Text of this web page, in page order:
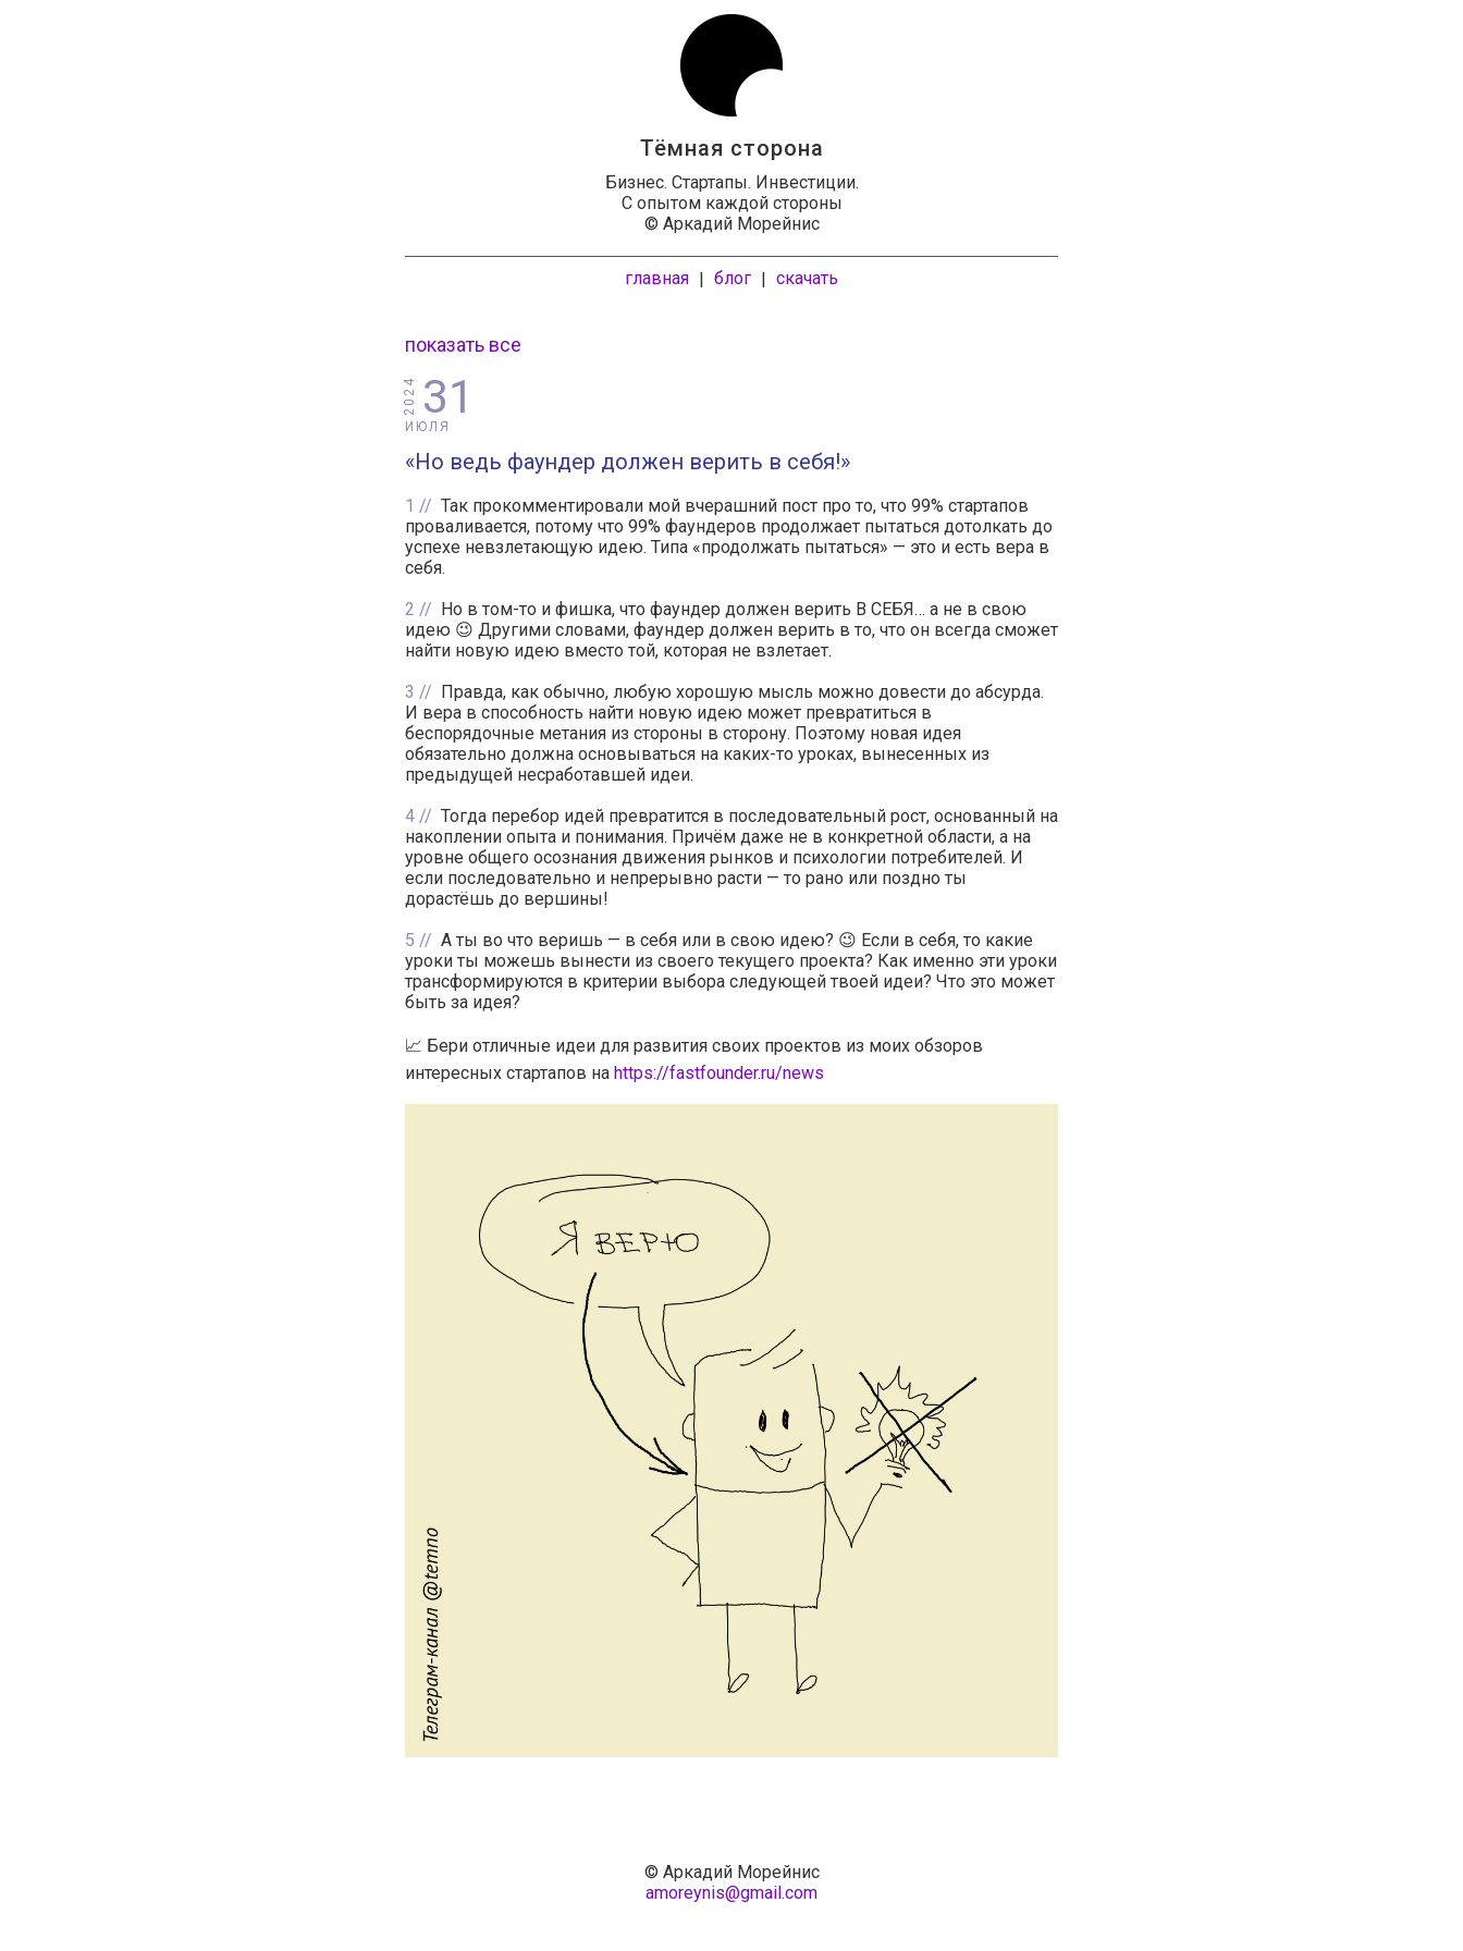
Тёмная сторона
Бизнес. Стартапы. Инвестиции.
С опытом каждой стороны
© Аркадий Морейнис
главная | блог | скачать
показать все
31
ИЮЛЯ
2024
«Но ведь фаундер должен верить в себя!»
1
Так прокомментировали мой вчерашний пост про то, что 99% стартапов
проваливается, потому что 99% фаундеров продолжает пытаться дотолкать до
успехе невзлетающую идею. Типа «продолжать пытаться» — это и есть вера в
себя.
2
Но в том-то и фишка, что фаундер должен верить В СЕБЯ… а не в свою
идею 😉 Другими словами, фаундер должен верить в то, что он всегда сможет
найти новую идею вместо той, которая не взлетает.
3
Правда, как обычно, любую хорошую мысль можно довести до абсурда.
И вера в способность найти новую идею может превратиться в
беспорядочные метания из стороны в сторону. Поэтому новая идея
обязательно должна основываться на каких-то уроках, вынесенных из
предыдущей несработавшей идеи.
4
Тогда перебор идей превратится в последовательный рост, основанный на
накоплении опыта и понимания. Причём даже не в конкретной области, а на
уровне общего осознания движения рынков и психологии потребителей. И
если последовательно и непрерывно расти — то рано или поздно ты
дорастёшь до вершины!
5
А ты во что веришь — в себя или в свою идею? 😉 Если в себя, то какие
уроки ты можешь вынести из своего текущего проекта? Как именно эти уроки
трансформируются в критерии выбора следующей твоей идеи? Что это может
быть за идея?
📈 Бери отличные идеи для развития своих проектов из моих обзоров
интересных стартапов на https://fastfounder.ru/news
© Аркадий Морейнис
amoreynis@gmail.com